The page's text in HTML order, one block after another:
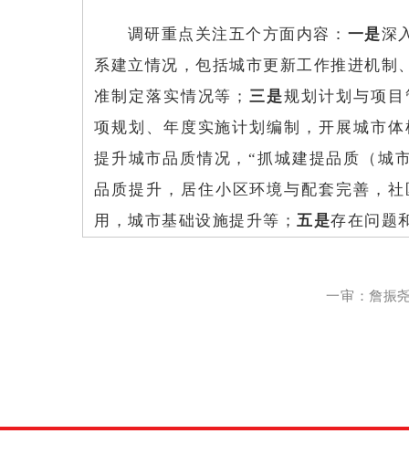
调研重点关注五个方面内容： 一是深
系建立情况，包括城市更新工作推进机制
准制定落实情况等； 三是规划计划与项
项规划、年度实施计划编制，开展城市
提升城市品质情况，“抓城建提品质（城
品质提升，居住小区环境与配套完善，
用，城市基础设施提升等； 五是存在问题
一审：詹振